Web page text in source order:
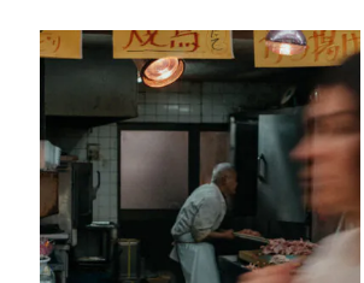
ダニーロ・アルティガス
ギャラリー八角 京都